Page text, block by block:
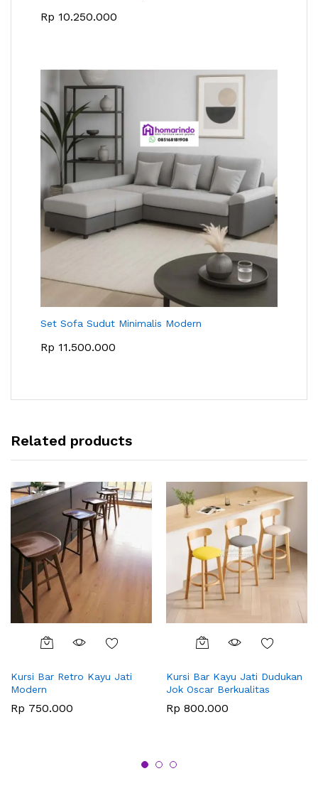
Rp 10.250.000
Set Sofa Sudut Minimalis Modern
Rp 11.500.000
Related products
Kursi Bar Retro Kayu Jati
Modern
Rp 750.000
Kursi Bar Kayu Jati Dudukan
Jok Oscar Berkualitas
Rp 800.000